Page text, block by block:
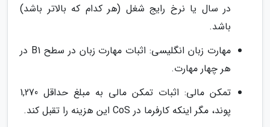
در سال یا نرخ رایج شغل (هر کدام که بالاتر باشد)
باشد.
مهارت زبان انگلیسی: اثبات مهارت زبان در سطح B1 در
هر چهار مهارت.
تمکن مالی: اثبات تمکن مالی به مبلغ حداقل 1,270
پوند، مگر اینکه کارفرما در CoS این هزینه را تقبل کند.